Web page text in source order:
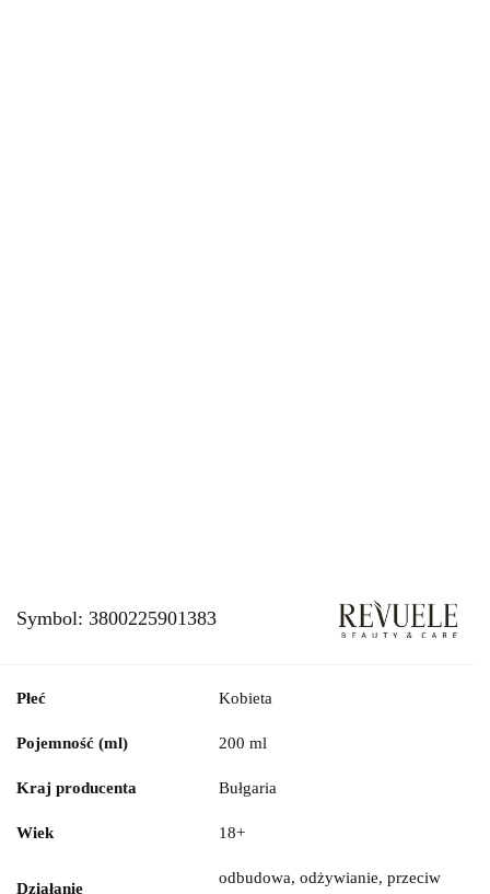
Symbol: 3800225901383
Płeć Kobieta
Pojemność (ml) 200 ml
Kraj producenta Bułgaria
Wiek 18+
Działanie
odbudowa, odżywianie, przeciw